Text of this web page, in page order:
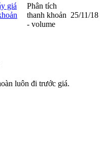
giá
Phân tích
thanh khoản
- volume
25/11/18
luôn đi trước giá.